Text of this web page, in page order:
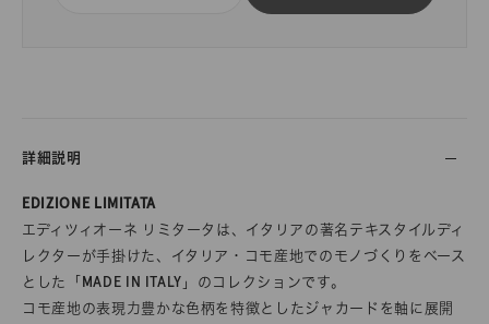
詳細説明
EDIZIONE LIMITATA
エディツィオーネ リミタータは、イタリアの著名テキスタイルディ
レクターが手掛けた、イタリア・コモ産地でのモノづくりをベース
とした「MADE IN ITALY」のコレクションです。
コモ産地の表現力豊かな色柄を特徴としたジャカードを軸に展開